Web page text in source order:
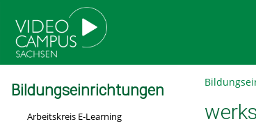
Bildungseinrichtungen
Arbeitskreis E-Learning